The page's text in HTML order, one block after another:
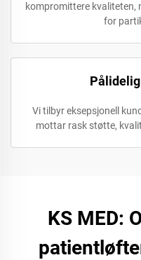
kompromittere kvaliteten,
for
Vi tilbyr eksepsjonell
mottar rask støtte,
KS MED: